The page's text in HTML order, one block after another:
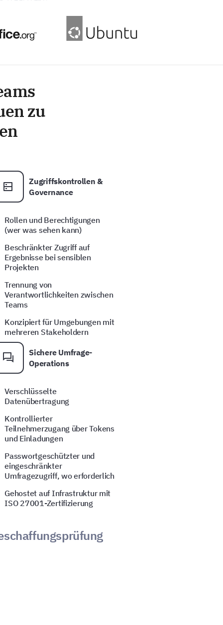
zu
Zugriffskontrollen &
Governance
Rollen und Berechtigungen
(wer was sehen kann)
Beschränkter Zugriff auf
Ergebnisse bei sensiblen
Projekten
Trennung von
Verantwortlichkeiten zwischen
Teams
Konzipiert für Umgebungen mit
mehreren Stakeholdern
Sichere Umfrage-
Operations
Verschlüsselte
Datenübertragung
Kontrollierter
Teilnehmerzugang über Tokens
und Einladungen
Passwortgeschützter und
eingeschränkter
Umfragezugriff, wo erforderlich
Gehostet auf Infrastruktur mit
ISO 27001-Zertifizierung